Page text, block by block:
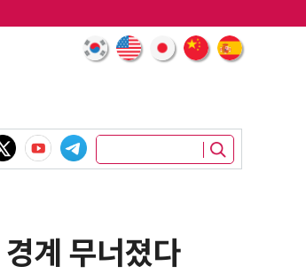
계 무너졌다